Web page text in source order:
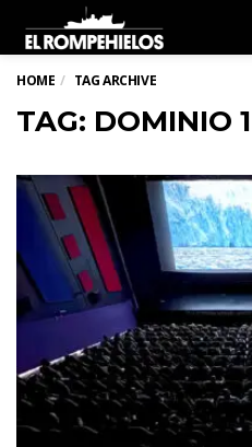
HOME TAG ARCHIVE
TAG: DOMINIO 1